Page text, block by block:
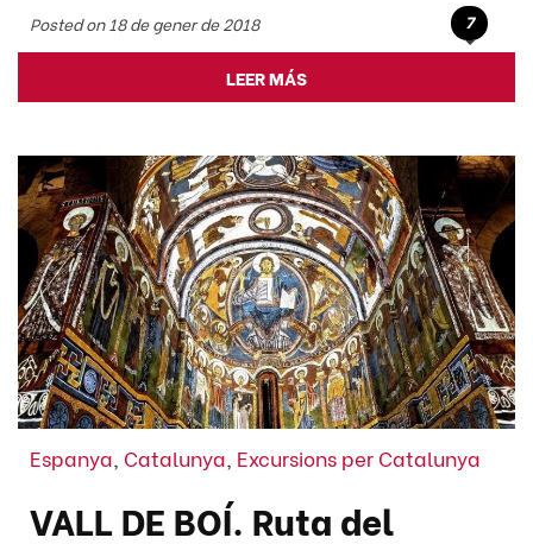
Posted on 18 de gener de 2018 7
LEER MÁS
Espanya, Catalunya, Excursions per Catalunya
VALL DE BOÍ. Ruta del